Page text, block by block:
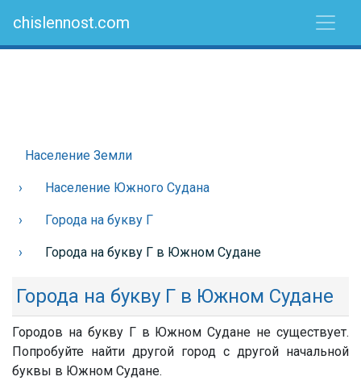
chislennost.com
Население Земли
Население Южного Судана
Города на букву Г
Города на букву Г в Южном Судане
Города на букву Г в Южном Судане
Городов на букву Г в Южном Судане не существует.
Попробуйте найти другой город с другой начальной
буквы в Южном Судане.